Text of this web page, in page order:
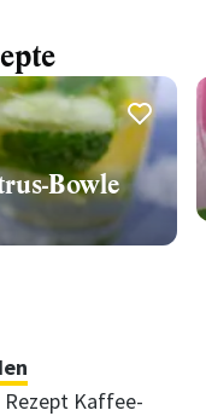
Bowle
Kaffee-